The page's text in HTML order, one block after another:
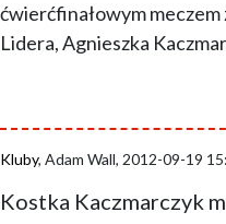
ćwierćfinałowym
Lidera, Agnieszka
Kluby, Adam Wall, 2012-09-19
Kostka Kaczmarczyk